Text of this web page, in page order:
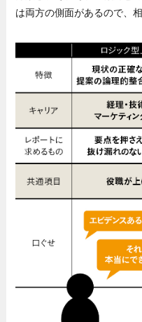
は両方の側面があるので、